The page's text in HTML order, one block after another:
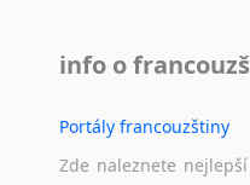
info o
Portály francouzštiny
Zde naleznete